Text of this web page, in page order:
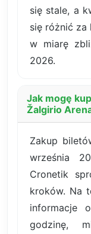
się stale, a
się różnić za
w miarę
2026.
Jak mogę
Žalgirio
Zakup
września
Cronetik
kroków. Na
informacje
godzinę,